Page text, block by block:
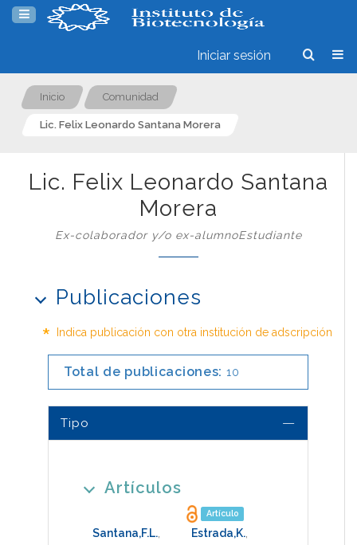
Iniciar sesión
Inicio Comunidad
Lic. Felix Leonardo Santana Morera
Lic. Felix Leonardo Santana
Morera
Ex-colaborador y/o ex-alumnoEstudiante
Publicaciones
* Indica publicación con otra institución de adscripción
Total de publicaciones: 10
Tipo
Artículos
Artículo
Santana,F.L. Estrada,K.